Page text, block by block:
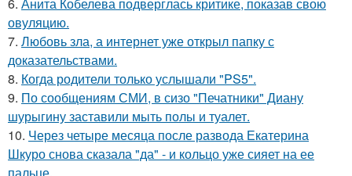
овуляцию.
7. Любовь зла, а интернет уже открыл папку с
доказательствами.
8. Когда родители только услышали "PS5".
9. По сообщениям СМИ, в сизо "Печатники" Диану
шурыгину заставили мыть полы и туалет.
10. Через четыре месяца после развода Екатерина
Шкуро снова сказала "да" - и кольцо уже сияет на ее
пальце.